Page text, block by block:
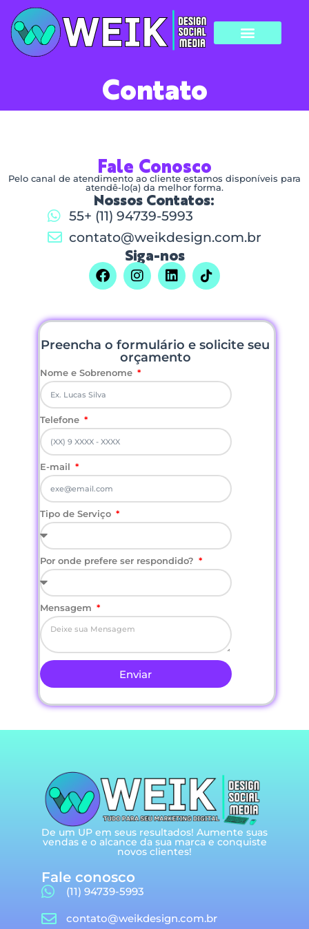
Contato
Fale Conosco
Pelo canal de atendimento ao cliente estamos disponíveis para
atendê-lo(a) da melhor forma.
Nossos Contatos:
55+ (11) 94739-5993
contato@weikdesign.com.br
Siga-nos
Preencha o formulário e solicite seu
orçamento
Nome e Sobrenome
Telefone
E-mail
Tipo de Serviço
Por onde prefere ser respondido?
Mensagem
Enviar
De um UP em seus resultados! Aumente suas
vendas e o alcance da sua marca e conquiste
novos clientes!
Fale conosco​
(11) 94739-5993
contato@weikdesign.com.br